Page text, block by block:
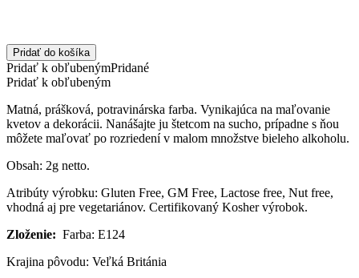
Pridať do košíka
Pridať k obľubenýmPridané
Pridať k obľubeným
Matná, prášková, potravinárska farba. Vynikajúca na maľovanie
kvetov a dekorácii. Nanášajte ju štetcom na sucho, prípadne s ňou
môžete maľovať po rozriedení v malom množstve bieleho alkoholu.
Obsah: 2g netto.
Atribúty výrobku: Gluten Free, GM Free, Lactose free, Nut free,
vhodná aj pre vegetariánov. Certifikovaný Kosher výrobok.
Zloženie: Farba: E124
Krajina pôvodu: Veľká Británia